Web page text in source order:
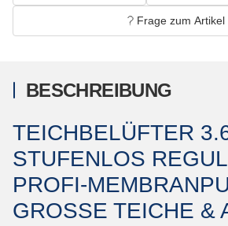
Frage zum Artikel
BESCHREIBUNG
TEICHBELÜFTER
STUFENLOS
PROFI-
GROSSE TEICHE &